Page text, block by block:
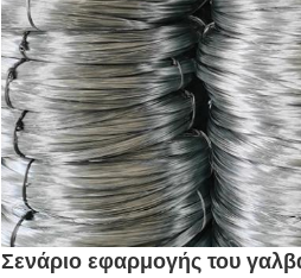
Σενάριο εφαρμογής του